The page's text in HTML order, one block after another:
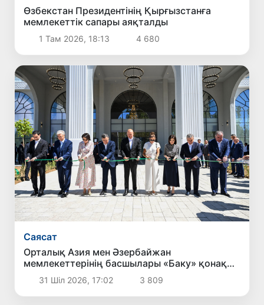
Өзбекстан Президентінің Қырғызстанға
мемлекеттік сапары аяқталды
1 Там 2026, 18:13 4 680
Саясат
Орталық Азия мен Әзербайжан
мемлекеттерінің басшылары «Баку» қонақ
үйінің ашылу рәсіміне қатысты
31 Шіл 2026, 17:02 3 809